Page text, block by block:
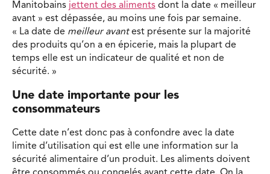
Manitobains jettent des aliments dont la date « meilleur
avant » est dépassée, au moins une fois par semaine.
« La date de meilleur avantest présente sur la majorité
des produits qu’on a en épicerie, mais la plupart de
temps elle est un indicateur de qualité et non de
sécurité. »
Une date importante pour les
consommateurs
Cette date n’est donc pas à confondre avec la date
limite d’utilisation qui est elle une information sur la
sécurité alimentaire d’un produit. Les aliments doivent